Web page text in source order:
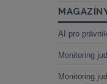
AI pro
Monitoring
Monitoring